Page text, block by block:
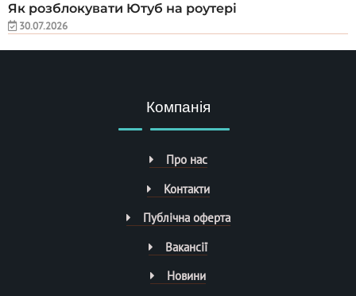
Як розблокувати Ютуб на роутері
30.07.2026
Компанія
Про нас
Контакти
Публічна оферта
Вакансії
Новини